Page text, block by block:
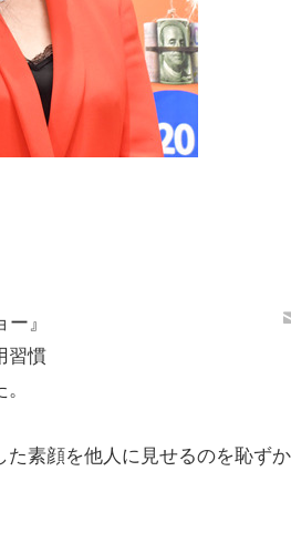
』
習慣
素顔を他人に見せるのを恥ず